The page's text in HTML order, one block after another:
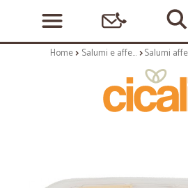
Home Salumi e affettati